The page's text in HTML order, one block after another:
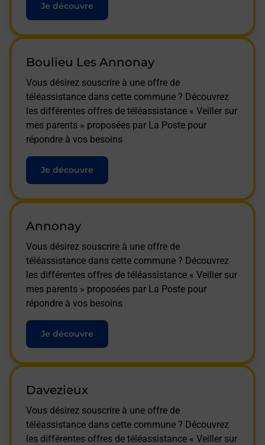
Je découvre
Boulieu Les Annonay
Vous désirez souscrire à une offre de
téléassistance dans cette commune ? Découvrez
les différentes offres de téléassistance « Veiller sur
mes parents » proposées par La Poste pour
répondre à vos besoins
Je découvre
Annonay
Vous désirez souscrire à une offre de
téléassistance dans cette commune ? Découvrez
les différentes offres de téléassistance « Veiller sur
mes parents » proposées par La Poste pour
répondre à vos besoins
Je découvre
Davezieux
Vous désirez souscrire à une offre de
téléassistance dans cette commune ? Découvrez
les différentes offres de téléassistance « Veiller sur